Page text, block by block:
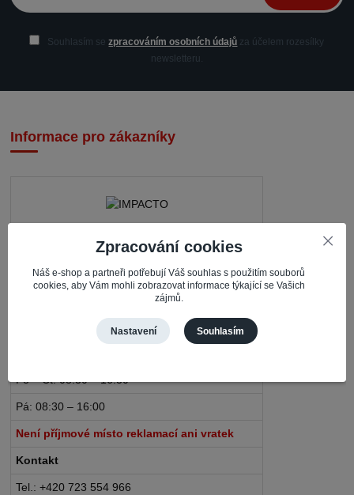
Souhlasím sezpracováním osobních údajů za účelem rozesílky
newsletteru.
Informace pro zákazníky
IMPACTO – Ingrid Kaczorová
Nerudova 468
735 81 Bohumín – Nový Bohumín
Česká republika
Po – Čt: 08:30 – 16:30
Pá: 08:30 – 16:00
Není příjmové místo reklamací ani vratek
Kontakt
Tel.: +420 723 554 966
Zpracování cookies
Náš e-shop a partneři potřebují Váš souhlas s použitím souborů
cookies, aby Vám mohli zobrazovat informace týkající se Vašich
zájmů.
Nastavení Souhlasím